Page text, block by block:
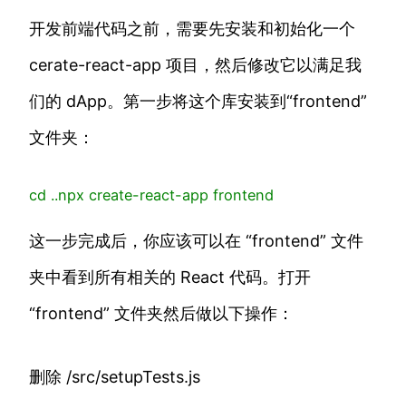
开发前端代码之前，需要先安装和初始化一个
cerate-react-app 项目，然后修改它以满足我
们的 dApp。第一步将这个库安装到“frontend”
文件夹：
cd ..npx create-react-app frontend
这一步完成后，你应该可以在 “frontend” 文件
夹中看到所有相关的 React 代码。打开
“frontend” 文件夹然后做以下操作：
删除 /src/setupTests.js